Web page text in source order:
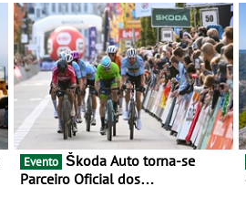
Evento
Parceiro Oficial dos